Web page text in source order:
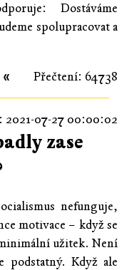
Dostáváme
spolupracovat a
Přečtení: 64738
2021-07-27 00:00:02
zase
nefunguje,
motivace – když se
užitek. Není
podstatný. Když ale